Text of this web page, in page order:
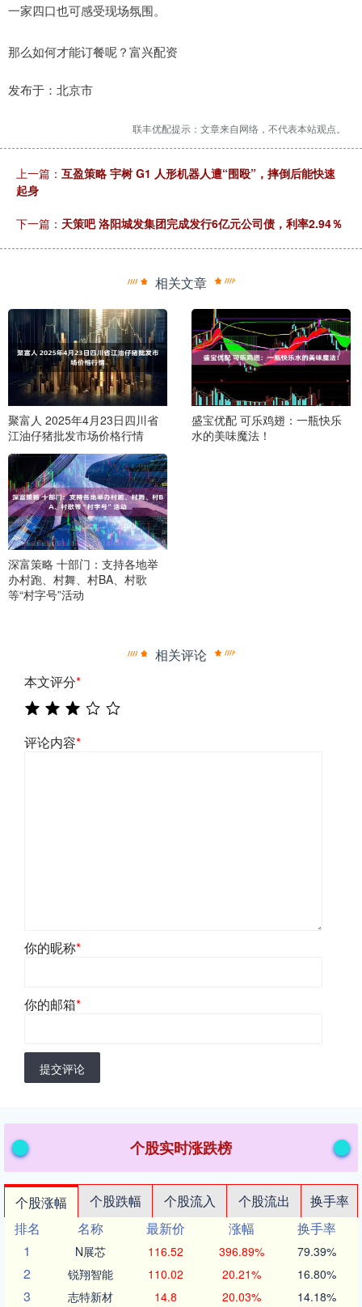
一家四口也可感受现场氛围。
那么如何才能订餐呢？富兴配资
发布于：北京市
联丰优配提示：文章来自网络，不代表本站观点。
上一篇： 互盈策略 宇树 G1 人形机器人遭“围殴”，摔倒后能快速
起身
下一篇： 天策吧 洛阳城发集团完成发行6亿元公司债，利率2.94％
相关文章
聚富人 2025年4月23日四川省
江油仔猪批发市场价格行情
盛宝优配 可乐鸡翅：一瓶快乐
水的美味魔法！
深富策略 十部门：支持各地举
办村跑、村舞、村BA、村歌
等“村字号”活动
相关评论
本文评分*
评论内容*
你的昵称*
你的邮箱*
提交评论
个股实时涨跌榜
个股涨幅 个股跌幅 个股流入 个股流出
换手率
排名
名称 最新价 涨幅
换手率
1
N展芯 116.52 396.89% 79.39%
2 锐翔智能 110.02 20.21% 16.80%
3 志特新材 14.8 20.03% 14.18%